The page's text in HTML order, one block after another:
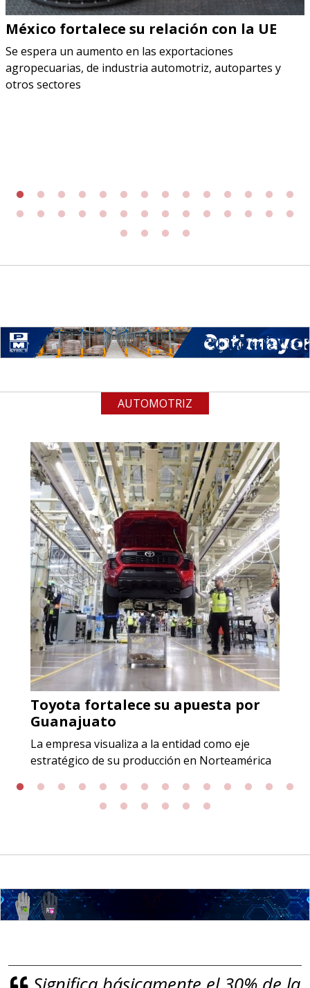
México fortalece su relación con la UE
Se espera un aumento en las exportaciones
agropecuarias, de industria automotriz, autopartes y
otros sectores
AUTOMOTRIZ
Toyota fortalece su apuesta por
Guanajuato
La empresa visualiza a la entidad como eje
estratégico de su producción en Norteamérica